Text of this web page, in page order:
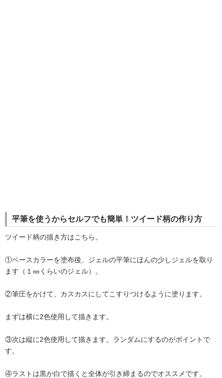
平筆を使うからセルフでも簡単！ツイード柄の作り方
ツイード柄の描き方はこちら。
①ベースカラーを塗布後、ジェルの平筆にほんの少しジェルを取り
ます（１㎜くらいのジェル）。
②筆圧をかけて、カスカスにしてこすりつけるように塗ります。
まずは横に2色使用して描きます。
③次は縦に2色使用して描きます。ランダムにするのがポイントで
す。
④ラストは黒か白で描くと全体が引き締まるのでオススメです。